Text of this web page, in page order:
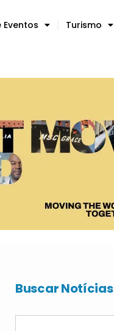
Eventos Turismo
Buscar Notícias